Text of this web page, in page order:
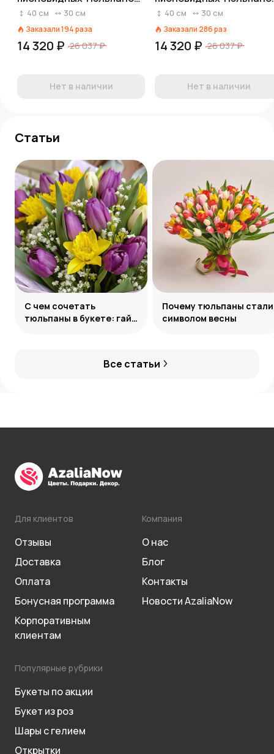
в зеленой бумаге
40 см 30 см
Заказали194раза
14 320 ₽ 26 037 ₽
Нет в наличии
в черной бумаге
40 см 30 см
Заказали 286раз
14 320 ₽ 26 037 ₽
Нет в наличии
Статьи
Все статьи
С чем сочетать
тюльпаны в букете: гайд
Почему тюльпаны стали
символом весны
Для клиентов
Отзывы
Доставка
Оплата
Бонусная программа
Корпоративным
клиентам
Компания
О нас
Блог
Контакты
Новости AzaliaNow
Популярные рубрики
Букеты по акции
Букет из роз
Шары с гелием
Открытки